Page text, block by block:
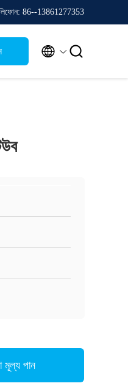
86--13861277353
 
মূল্য পান